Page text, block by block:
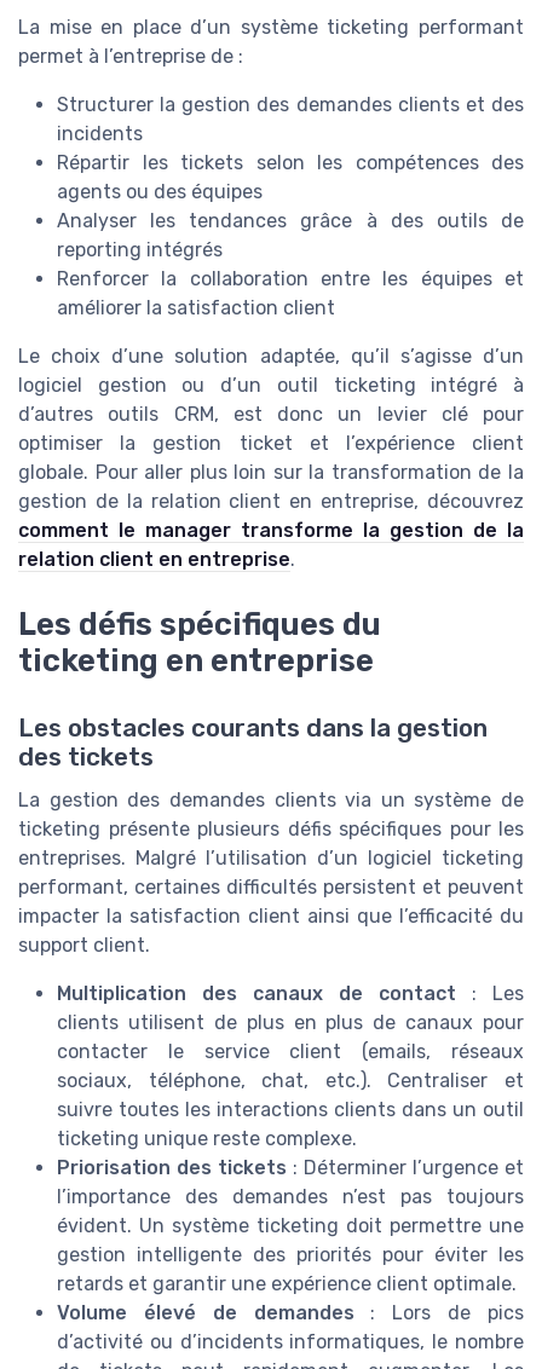
La mise en place d’un système ticketing performant
permet à l’entreprise de :
Structurer la gestion des demandes clients et des
incidents
Répartir les tickets selon les compétences des
agents ou des équipes
Analyser les tendances grâce à des outils de
reporting intégrés
Renforcer la collaboration entre les équipes et
améliorer la satisfaction client
Le choix d’une solution adaptée, qu’il s’agisse d’un
logiciel gestion ou d’un outil ticketing intégré à
d’autres outils CRM, est donc un levier clé pour
optimiser la gestion ticket et l’expérience client
globale. Pour aller plus loin sur la transformation de la
gestion de la relation client en entreprise, découvrez
comment le manager transforme la gestion de la
relation client en entreprise.
Les défis spécifiques du
ticketing en entreprise
Les obstacles courants dans la gestion
des tickets
La gestion des demandes clients via un système de
ticketing présente plusieurs défis spécifiques pour les
entreprises. Malgré l’utilisation d’un logiciel ticketing
performant, certaines difficultés persistent et peuvent
impacter la satisfaction client ainsi que l’efficacité du
support client.
Multiplication des canaux de contact : Les
clients utilisent de plus en plus de canaux pour
contacter le service client (emails, réseaux
sociaux, téléphone, chat, etc.). Centraliser et
suivre toutes les interactions clients dans un outil
ticketing unique reste complexe.
Priorisation des tickets : Déterminer l’urgence et
l’importance des demandes n’est pas toujours
évident. Un système ticketing doit permettre une
gestion intelligente des priorités pour éviter les
retards et garantir une expérience client optimale.
Volume élevé de demandes : Lors de pics
d’activité ou d’incidents informatiques, le nombre